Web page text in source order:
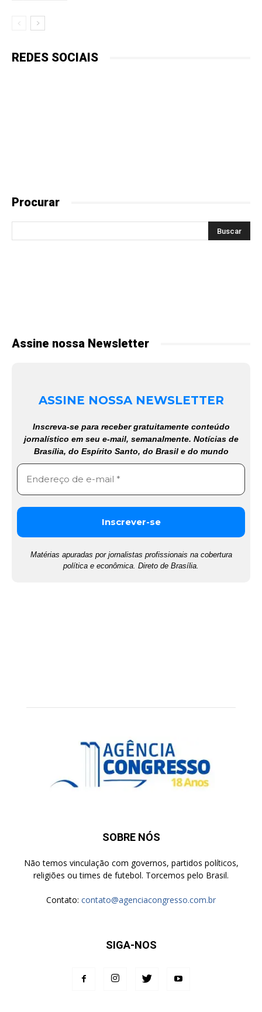
REDES SOCIAIS
Procurar
Assine nossa Newsletter
ASSINE NOSSA NEWSLETTER
Inscreva-se para receber gratuitamente conteúdo
jornalístico em seu e-mail, semanalmente. Notícias de
Brasília, do Espírito Santo, do Brasil e do mundo
Matérias apuradas por jornalistas profissionais na cobertura
política e econômica. Direto de Brasília.
SOBRE NÓS
Não temos vinculação com governos, partidos políticos,
religiões ou times de futebol. Torcemos pelo Brasil.
Contato: contato@agenciacongresso.com.br
SIGA-NOS